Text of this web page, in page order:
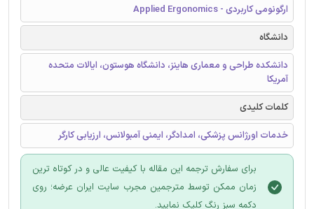
ارگونومی کاربردی - Applied Ergonomics
دانشگاه
دانشکده طراحی و معماری هاینز، دانشگاه هوستون، ایالات متحده
آمریکا
کلمات کلیدی
خدمات اورژانس پزشکی، امدادگر، ایمنی آمبولانس، ارزیابی کارگر
برای سفارش ترجمه این مقاله با کیفیت عالی و در کوتاه ترین
زمان ممکن توسط مترجمین مجرب سایت ایران عرضه؛ روی
دکمه سبز رنگ کلیک نمایید.